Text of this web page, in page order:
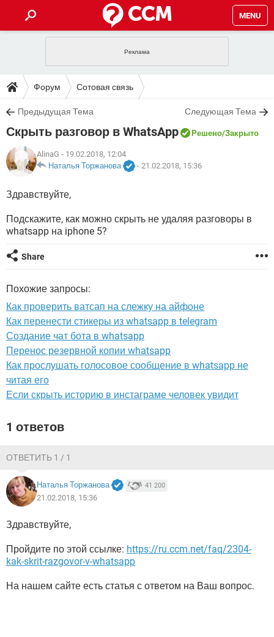
MENU
INSTAGRAM
ИГРЫ WINDOWS 10
ВКОНТАКТЕ ВИДЕО
GOOGLE
ПОЛЕЗНЫЕ СОВЕТЫ
TIKTOK
WINDOWS 10 ВКОНТАКТЕ
ЗАГРУЗКИ
TIKTOK TELEGRAM
WHATSAPP
FACEBOOK
WINDOWS 10
ВИДЕО GOOGLE
YANDEX
ФОРУМ
TIKTOK TELEGRAM
WINDOWS 10 ВКОНТАКТЕ
ЭНЦИКЛОПЕДИЯ
TIKTOK
WHATSAPP INSTAGRAM
FACEBOOK
WINDOWS 10
Форум Сотовая связь
Предыдущая Тема Следующая Тема
Скрыть разговор в WhatsApp Решено/Закрыто
AlinaG - 19.02.2018, 12:04
Наталья Торжанова
- 21.02.2018, 15:36
Здравствуйте,
Подскажите, как можно скрыть не удаляя разговоры в
whatsapp на iphone 5?
Share
Похожие запросы:
Как проверить ватсап на слежку на айфоне
Как перенести стикеры из whatsapp в telegram
Создание чат бота в whatsapp
Перенос резервной копии whatsapp
Как прослушать голосовое сообщение в whatsapp не
читая его
Если скрыть историю в инстаграме человек увидит
1 ответов
ОТВЕТИТЬ 1 / 1
Наталья Торжанова 41 200
21.02.2018, 15:36
Здравствуйте,
Пройдите по этой ссылке: https://ru.ccm.net/faq/2304-
kak-skrit-razgovor-v-whatsapp
На нашем сайте есть статья с ответом на Ваш вопрос.